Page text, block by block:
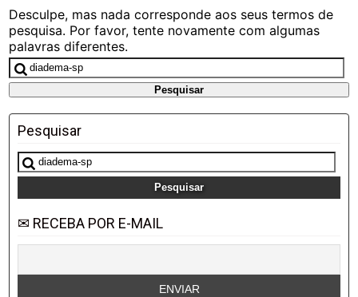
Desculpe, mas nada corresponde aos seus termos de
pesquisa. Por favor, tente novamente com algumas
palavras diferentes.
Pesquisar
por:
Pesquisar
Pesquisar
por:
✉ RECEBA POR E-MAIL